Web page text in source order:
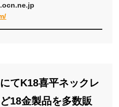
てK18喜平ネックレ
18金製品を多数販